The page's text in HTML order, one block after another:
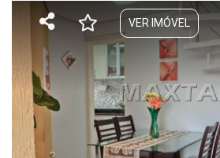
VER IMÓVEL